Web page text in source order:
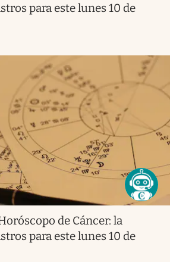
para este lunes 10 de
de Cáncer: la
para este lunes 10 de